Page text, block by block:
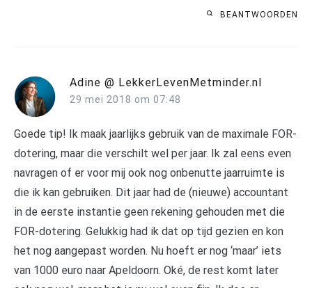
BEANTWOORDEN
Adine @ LekkerLevenMetminder.nl
29 mei 2018 om 07:48
Goede tip! Ik maak jaarlijks gebruik van de maximale FOR-
dotering, maar die verschilt wel per jaar. Ik zal eens even
navragen of er voor mij ook nog onbenutte jaarruimte is
die ik kan gebruiken. Dit jaar had de (nieuwe) accountant
in de eerste instantie geen rekening gehouden met die
FOR-dotering. Gelukkig had ik dat op tijd gezien en kon
het nog aangepast worden. Nu hoeft er nog ‘maar’ iets
van 1000 euro naar Apeldoorn. Oké, de rest komt later